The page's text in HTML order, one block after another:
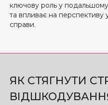
ключову роль у
та впливає на перспективу
справи.
ЯК СТЯГНУТИ